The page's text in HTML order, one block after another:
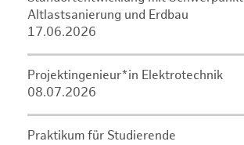
Altlastsanierung und Erdbau
17.06.2026
Projektingenieur*in Elektrotechnik
08.07.2026
Praktikum für Studierende